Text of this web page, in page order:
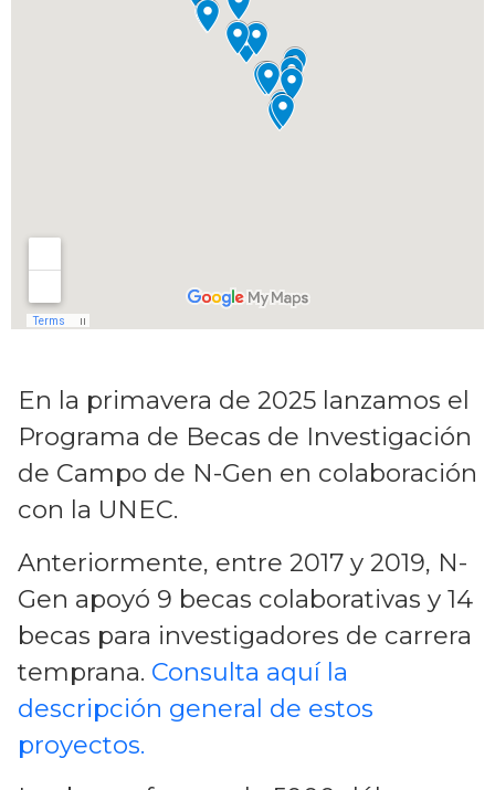
En la primavera de 2025 lanzamos el
Programa de Becas de Investigación
de Campo de N-Gen en colaboración
con la UNEC.
Anteriormente, entre 2017 y 2019, N-
Gen apoyó 9 becas colaborativas y 14
becas para investigadores de carrera
temprana. Consulta aquí la
descripción general de estos
proyectos.